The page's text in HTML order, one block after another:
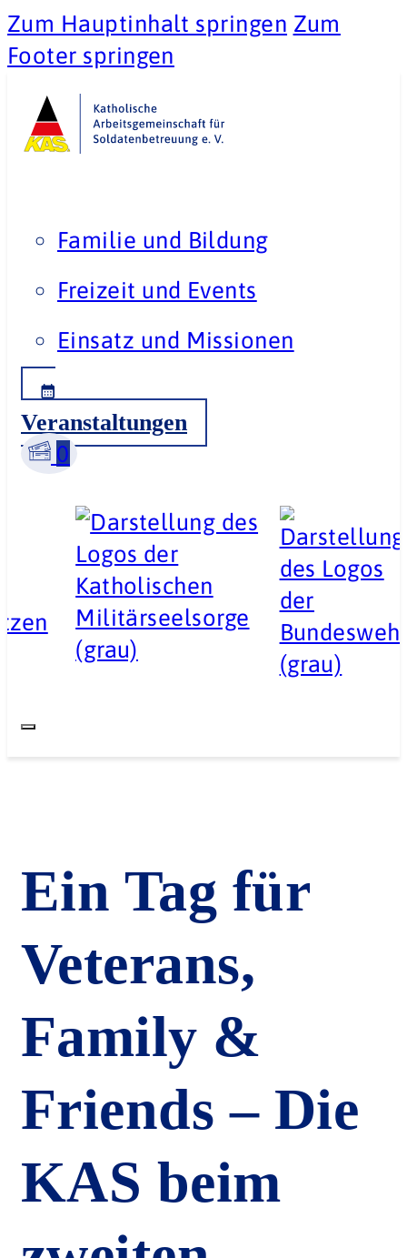
Zum Hauptinhalt springen Zum
Footer springen
Familie und Bildung
Freizeit und Events
Einsatz und Missionen
Veranstaltungen
0
Ein Tag für
Veterans,
Family &
Friends – Die
KAS beim